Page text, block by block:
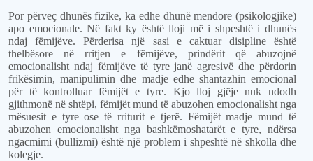
Por përveç dhunës fizike, ka edhe dhunë mendore (psikologjike)
apo emocionale. Në fakt ky është lloji më i shpeshtë i dhunës
ndaj fëmijëve. Përderisa një sasi e caktuar disipline është
thelbësore në rritjen e fëmijëve, prindërit që abuzojnë
emocionalisht ndaj fëmijëve të tyre janë agresivë dhe përdorin
frikësimin, manipulimin dhe madje edhe shantazhin emocional
për të kontrolluar fëmijët e tyre. Kjo lloj gjëje nuk ndodh
gjithmonë në shtëpi, fëmijët mund të abuzohen emocionalisht nga
mësuesit e tyre ose të rriturit e tjerë. Fëmijët madje mund të
abuzohen emocionalisht nga bashkëmoshatarët e tyre, ndërsa
ngacmimi (bullizmi) është një problem i shpeshtë në shkolla dhe
kolegje.